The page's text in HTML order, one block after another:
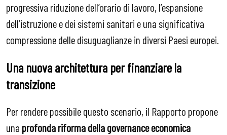
progressiva riduzione dell’orario di lavoro, l’espansione
dell’istruzione e dei sistemi sanitari e una significativa
compressione delle disuguaglianze in diversi Paesi europei.
Una nuova architettura per finanziare la
transizione
Per rendere possibile questo scenario, il Rapporto propone
una profonda riforma della governance economica